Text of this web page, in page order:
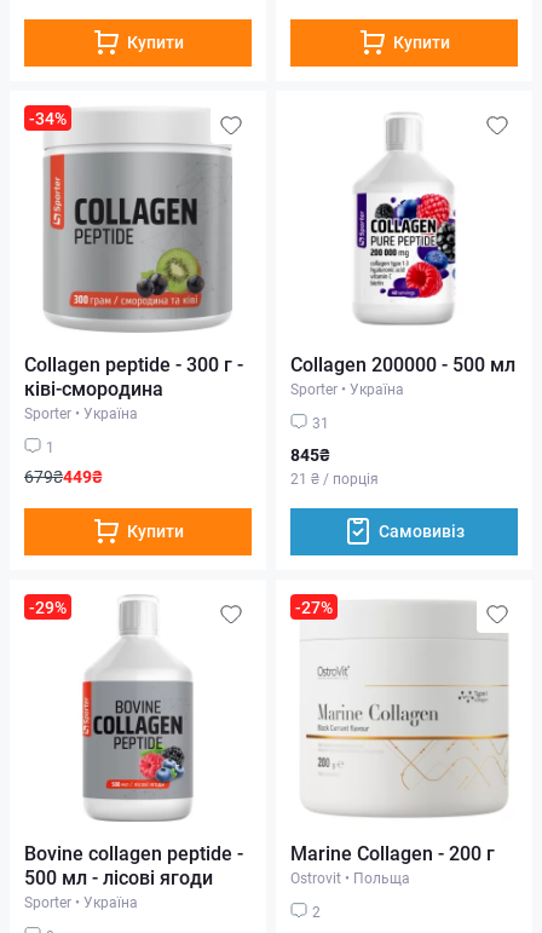
Купити Купити
-34%
Collagen peptide - 300 г -
ківі-смородина
Sporter • Україна
1
679₴449₴
Купити
Collagen 200000 - 500 мл
Sporter • Україна
31
845₴
21 ₴ / порція
Самовивіз
-29%
Bovine collagen peptide -
500 мл - лісові ягоди
Sporter • Україна
-27%
Marine Collagen - 200 г
Ostrovit • Польща
2